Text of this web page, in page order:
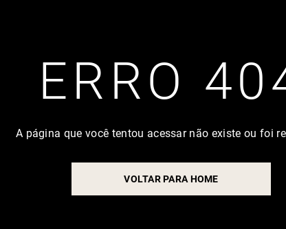
ERRO
A página que você tentou acessar não existe ou foi
VOLTAR PARA HOME